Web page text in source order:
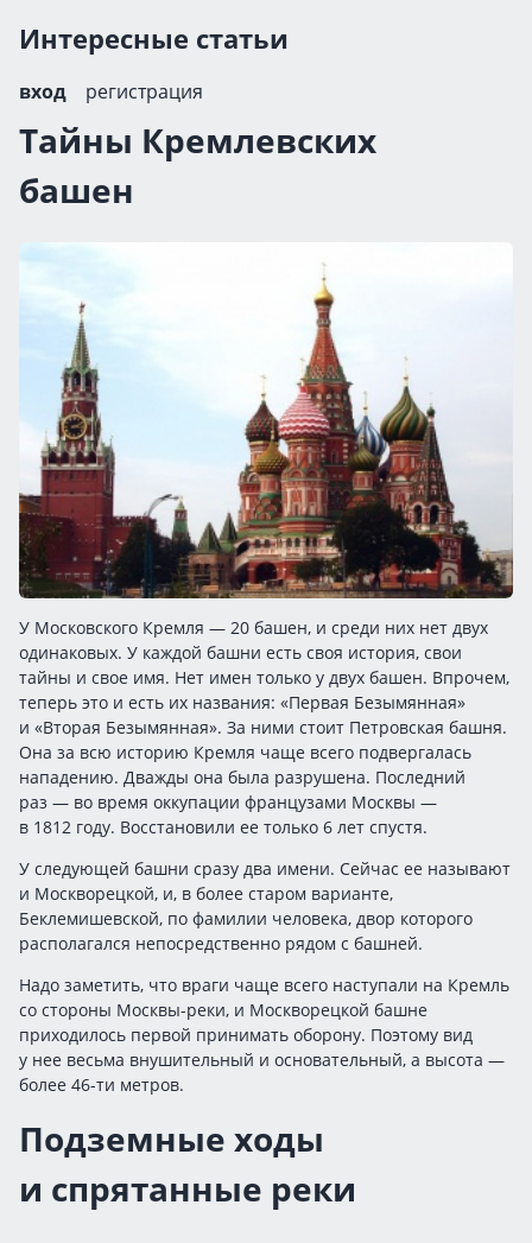
Интересные статьи
вход регистрация
Тайны Кремлевских
башен
У Московского Кремля — 20 башен, и среди них нет двух
одинаковых. У каждой башни есть своя история, свои
тайны и свое имя. Нет имен только у двух башен. Впрочем,
теперь это и есть их названия: «Первая Безымянная»
и «Вторая Безымянная». За ними стоит Петровская башня.
Она за всю историю Кремля чаще всего подвергалась
нападению. Дважды она была разрушена. Последний
раз — во время оккупации французами Москвы —
в 1812 году. Восстановили ее только 6 лет спустя.
У следующей башни сразу два имени. Сейчас ее называют
и Москворецкой, и, в более старом варианте,
Беклемишевской, по фамилии человека, двор которого
располагался непосредственно рядом с башней.
Надо заметить, что враги чаще всего наступали на Кремль
со стороны Москвы-реки, и Москворецкой башне
приходилось первой принимать оборону. Поэтому вид
у нее весьма внушительный и основательный, а высота —
более 46-ти метров.
Подземные ходы
и спрятанные реки